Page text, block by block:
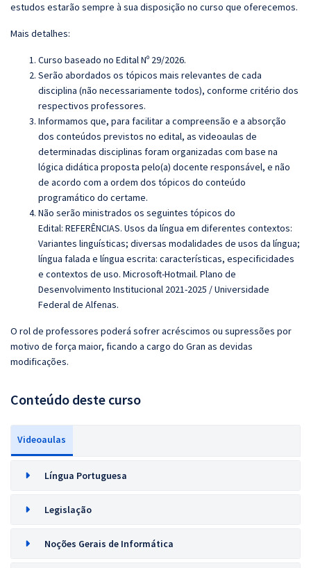
estudos estarão sempre à sua disposição no curso que oferecemos.
Mais detalhes:
Curso baseado no Edital Nº 29/2026.
Serão abordados os tópicos mais relevantes de cada
disciplina (não necessariamente todos), conforme critério dos
respectivos professores.
Informamos que, para facilitar a compreensão e a absorção
dos conteúdos previstos no edital, as videoaulas de
determinadas disciplinas foram organizadas com base na
lógica didática proposta pelo(a) docente responsável, e não
de acordo com a ordem dos tópicos do conteúdo
programático do certame.
Não serão ministrados os seguintes tópicos do
Edital: REFERÊNCIAS. Usos da língua em diferentes contextos:
Variantes linguísticas; diversas modalidades de usos da língua;
língua falada e língua escrita: características, especificidades
e contextos de uso. Microsoft-Hotmail. Plano de
Desenvolvimento Institucional 2021-2025 / Universidade
Federal de Alfenas.
O rol de professores poderá sofrer acréscimos ou supressões por
motivo de força maior, ficando a cargo do Gran as devidas
modificações.
Conteúdo deste curso
Videoaulas
Língua Portuguesa
Legislação
Noções Gerais de Informática